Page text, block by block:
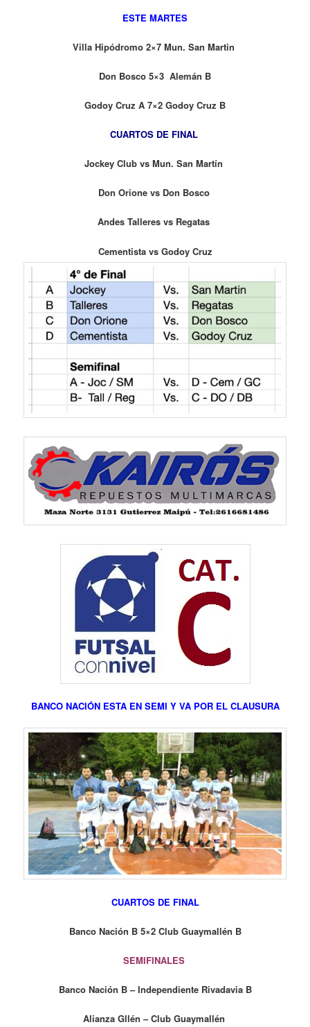
ESTE MARTES
Villa Hipódromo 2×7 Mun. San Martin
Don Bosco 5×3 Alemán B
Godoy Cruz A 7×2 Godoy Cruz B
CUARTOS DE FINAL
Jockey Club vs Mun. San Martín
Don Orione vs Don Bosco
Andes Talleres vs Regatas
Cementista vs Godoy Cruz
BANCO NACIÓN ESTA EN SEMI Y VA POR EL CLAUSURA
CUARTOS DE FINAL
Banco Nación B 5×2 Club Guaymallén B
SEMIFINALES
Banco Nación B – Independiente Rivadavia B
Alianza Gllén – Club Guaymallén